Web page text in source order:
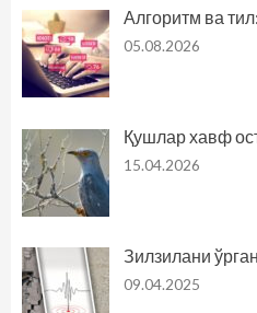
Алгоритм ва
05.08.2026
Қушлар хавф
15.04.2026
Зилзилани
09.04.2025